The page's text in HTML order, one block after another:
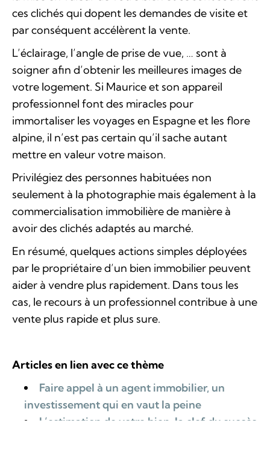
ces clichés qui dopent les demandes de visite et
par conséquent accélèrent la vente.
L’éclairage, l’angle de prise de vue, … sont à
soigner afin d’obtenir les meilleures images de
votre logement. Si Maurice et son appareil
professionnel font des miracles pour
immortaliser les voyages en Espagne et les flore
alpine, il n’est pas certain qu’il sache autant
mettre en valeur votre maison.
Privilégiez des personnes habituées non
seulement à la photographie mais également à la
commercialisation immobilière de manière à
avoir des clichés adaptés au marché.
En résumé, quelques actions simples déployées
par le propriétaire d’un bien immobilier peuvent
aider à vendre plus rapidement. Dans tous les
cas, le recours à un professionnel contribue à une
vente plus rapide et plus sure.
Articles en lien avec ce thème
Faire appel à un agent immobilier, un
investissement qui en vaut la peine
L’estimation de votre bien, la clef du succès